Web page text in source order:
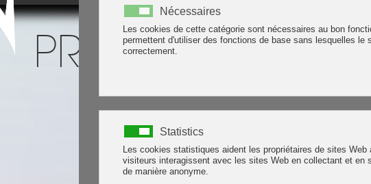
Nécessaires
Les cookies de cette catégorie sont nécessaires au bon
permettent d'utiliser des fonctions de base sans lesquelles le
correctement.
Statistics
Les cookies statistiques aident les propriétaires de sites Web
visiteurs interagissent avec les sites Web en collectant et en
de manière anonyme.
PROTECTION